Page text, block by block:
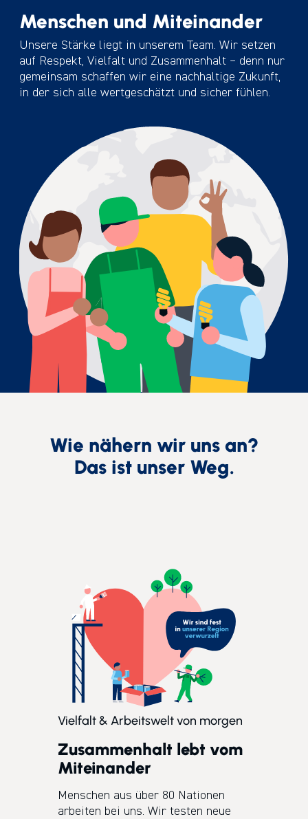
Menschen und Miteinander
Unsere Stärke liegt in unserem Team. Wir setzen
auf Respekt, Vielfalt und Zusammenhalt – denn nur
gemeinsam schaffen wir eine nachhaltige Zukunft,
in der sich alle wertgeschätzt und sicher fühlen.
Wie nähern wir uns an?
Das ist unser Weg.
Vielfalt & Arbeitswelt von morgen
Zusammenhalt lebt vom
Miteinander
Menschen aus über 80 Nationen
arbeiten bei uns. Wir testen neue